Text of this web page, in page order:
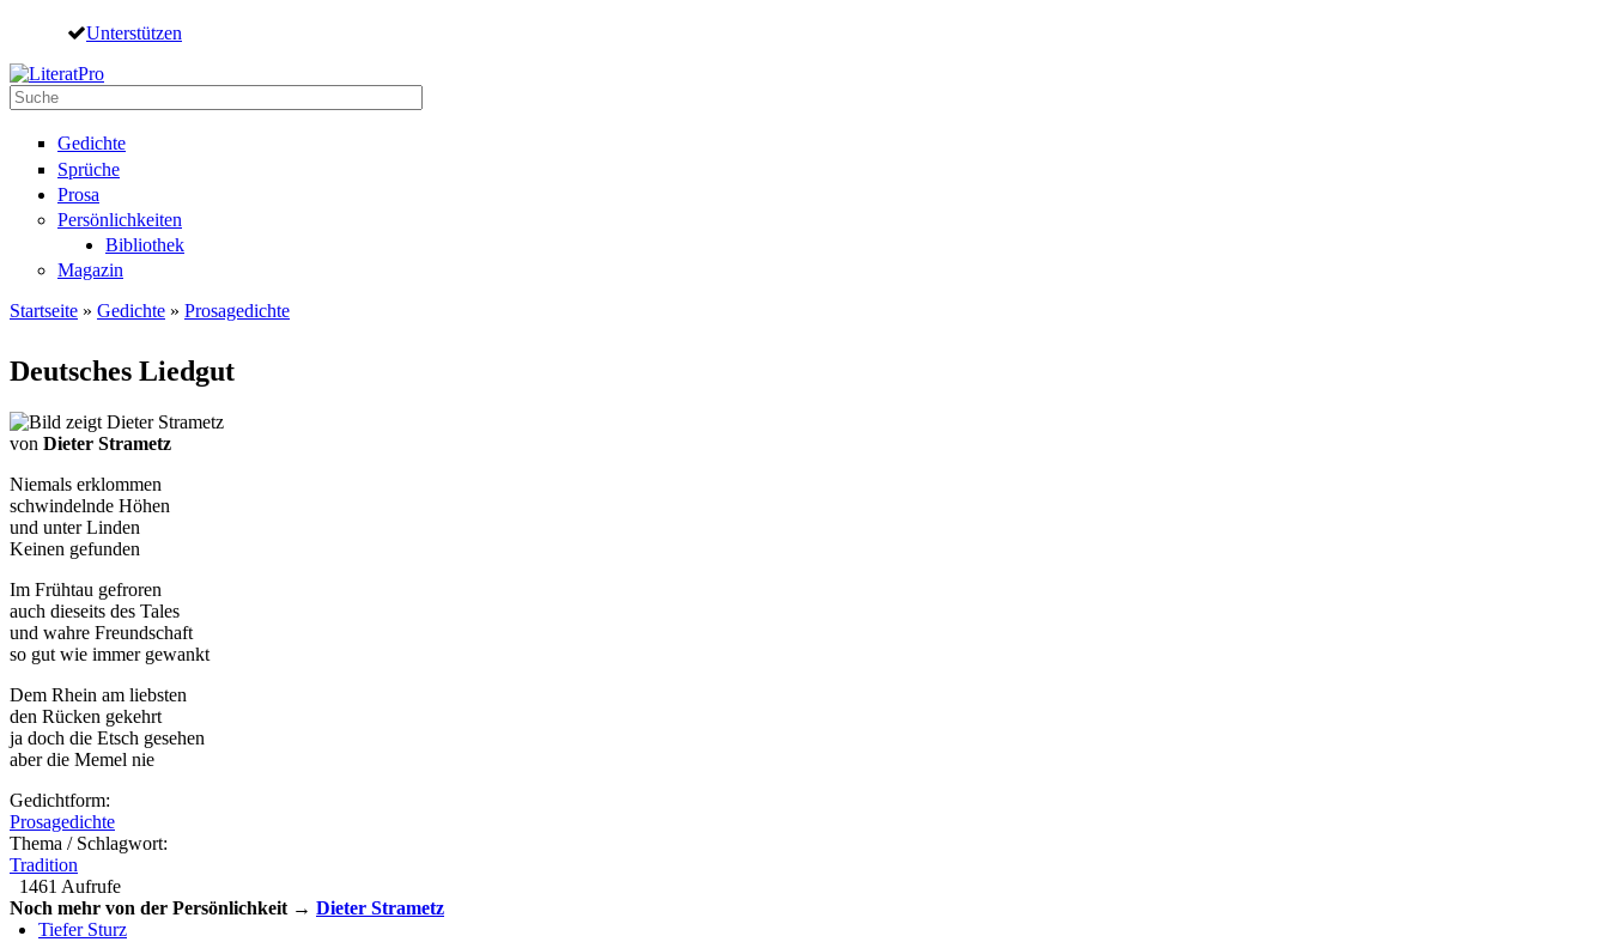
Direkt zum Inhalt
Unterstützen
Suche
Gedichte
Sprüche
Prosa
Persönlichkeiten
Bibliothek
Magazin
Startseite » Gedichte » Prosagedichte
Deutsches Liedgut
von Dieter Strametz
Niemals erklommen
schwindelnde Höhen
und unter Linden
Keinen gefunden
Im Frühtau gefroren
auch dieseits des Tales
und wahre Freundschaft
so gut wie immer gewankt
Dem Rhein am liebsten
den Rücken gekehrt
ja doch die Etsch gesehen
aber die Memel nie
Gedichtform:
Prosagedichte
Thema / Schlagwort:
Tradition
1461 Aufrufe
Noch mehr von der Persönlichkeit → Dieter Strametz
Tiefer Sturz